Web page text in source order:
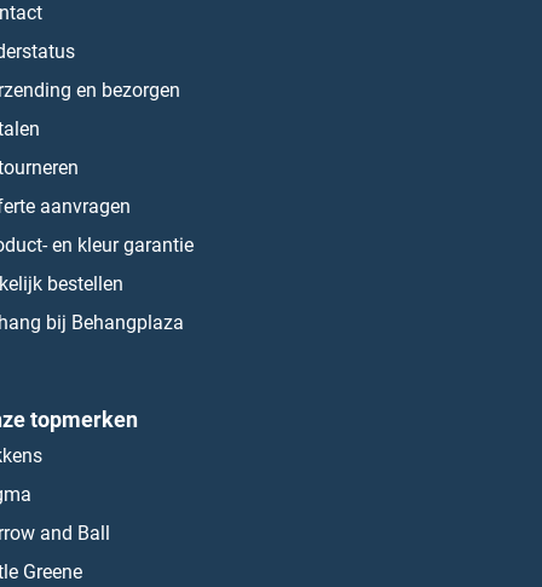
en bezorgen
aanvragen
en kleur garantie
bestellen
bij Behangplaza
topmerken
and Ball
Greene